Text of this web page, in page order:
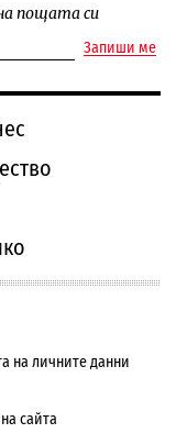
пощата си
Запиши ме
на личните данни
сайта